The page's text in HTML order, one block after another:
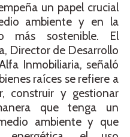
un papel crucial
ambiente y en la
más sostenible. El
Director de Desarrollo
Inmobiliaria, señaló
raíces se refiere a
construir y gestionar
que tenga un
ambiente y que